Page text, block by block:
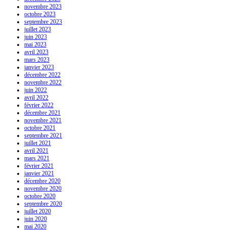
novembre 2023
octobre 2023
septembre 2023
juillet 2023
juin 2023
mai 2023
avril 2023
mars 2023
janvier 2023
décembre 2022
novembre 2022
juin 2022
avril 2022
février 2022
décembre 2021
novembre 2021
octobre 2021
septembre 2021
juillet 2021
avril 2021
mars 2021
février 2021
janvier 2021
décembre 2020
novembre 2020
octobre 2020
septembre 2020
juillet 2020
juin 2020
mai 2020